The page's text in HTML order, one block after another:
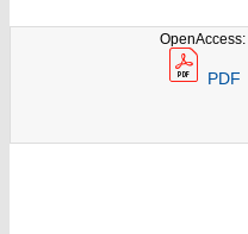
OpenAccess:
PDF